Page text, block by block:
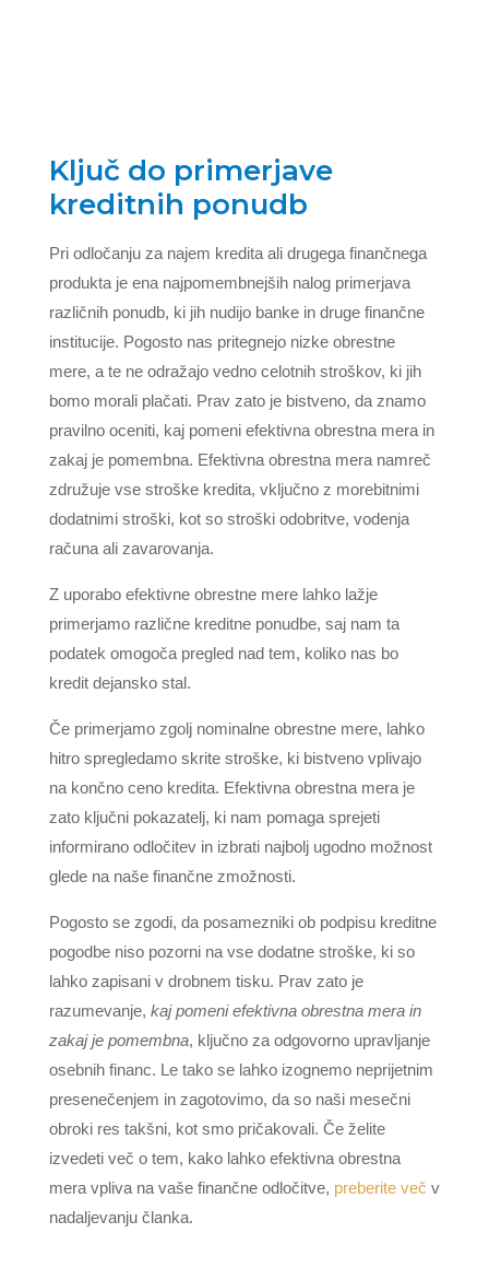
Ključ do primerjave
kreditnih ponudb
Pri odločanju za najem kredita ali drugega finančnega
produkta je ena najpomembnejših nalog primerjava
različnih ponudb, ki jih nudijo banke in druge finančne
institucije. Pogosto nas pritegnejo nizke obrestne
mere, a te ne odražajo vedno celotnih stroškov, ki jih
bomo morali plačati. Prav zato je bistveno, da znamo
pravilno oceniti, kaj pomeni efektivna obrestna mera in
zakaj je pomembna. Efektivna obrestna mera namreč
združuje vse stroške kredita, vključno z morebitnimi
dodatnimi stroški, kot so stroški odobritve, vodenja
računa ali zavarovanja.
Z uporabo efektivne obrestne mere lahko lažje
primerjamo različne kreditne ponudbe, saj nam ta
podatek omogoča pregled nad tem, koliko nas bo
kredit dejansko stal.
Če primerjamo zgolj nominalne obrestne mere, lahko
hitro spregledamo skrite stroške, ki bistveno vplivajo
na končno ceno kredita. Efektivna obrestna mera je
zato ključni pokazatelj, ki nam pomaga sprejeti
informirano odločitev in izbrati najbolj ugodno možnost
glede na naše finančne zmožnosti.
Pogosto se zgodi, da posamezniki ob podpisu kreditne
pogodbe niso pozorni na vse dodatne stroške, ki so
lahko zapisani v drobnem tisku. Prav zato je
razumevanje, kaj pomeni efektivna obrestna mera in
zakaj je pomembna, ključno za odgovorno upravljanje
osebnih financ. Le tako se lahko izognemo neprijetnim
presenečenjem in zagotovimo, da so naši mesečni
obroki res takšni, kot smo pričakovali. Če želite
izvedeti več o tem, kako lahko efektivna obrestna
mera vpliva na vaše finančne odločitve, preberite več v
nadaljevanju članka.